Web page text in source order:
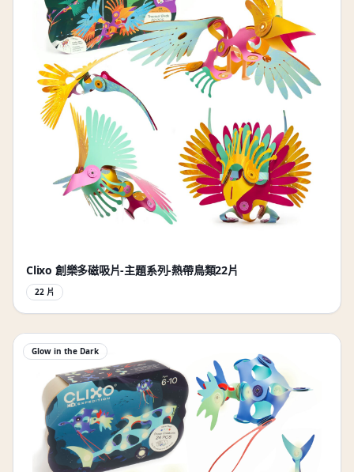
Clixo 創樂多磁吸片-主題系列-熱帶鳥類22片
22 片
Glow in the Dark